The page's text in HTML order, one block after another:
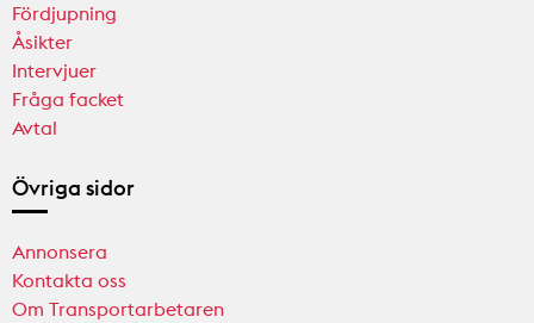
Fördjupning
Åsikter
Intervjuer
Fråga facket
Avtal
Övriga sidor
Annonsera
Kontakta oss
Om Transportarbetaren